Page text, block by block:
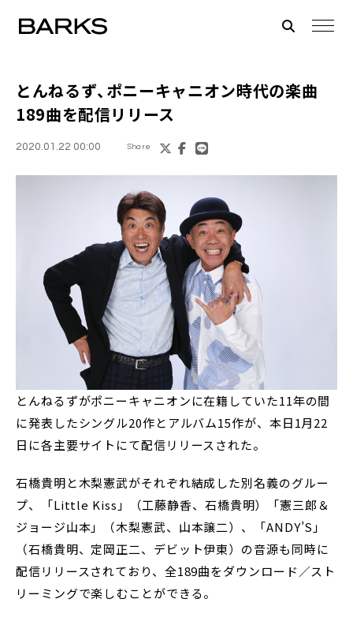
とんねるず、ポニーキャニオン時代の楽曲
189曲を配信リリース
2020.01.22 00:00 Share
とんねるずがポニーキャニオンに在籍していた11年の間
に発表したシングル20作とアルバム15作が、本日1月22
日に各主要サイトにて配信リリースされた。
石橋貴明と木梨憲武がそれぞれ結成した別名義のグルー
プ、「Little Kiss」（工藤静香、石橋貴明）「憲三郎＆
ジョージ山本」（木梨憲武、山本譲二）、「ANDY’S」
（石橋貴明、定岡正二、デビット伊東）の音源も同時に
配信リリースされており、全189曲をダウンロード／スト
リーミングで楽しむことができる。